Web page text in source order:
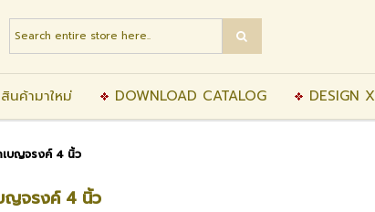
สินค้ามาใหม่ DOWNLOAD CATALOG DESIGN X
เบญจรงค์ 4 นิ้ว
ญจรงค์ 4 นิ้ว